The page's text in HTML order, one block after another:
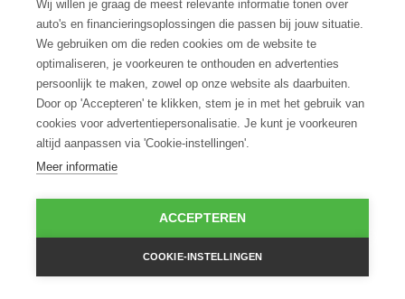
Kan ik ook een Suzuki leasen via ROS finance
als ik hem bij een andere dealer heb
gevonden?
Hoe snel kan ik beschikken over mijn Suzuki
na akkoord op de leaseaanvraag?
Wat gebeurt er aan het einde van de
Wij willen je graag de meest relevante informatie tonen over
auto's en financieringsoplossingen die passen bij jouw situatie.
We gebruiken om die reden cookies om de website te
optimaliseren, je voorkeuren te onthouden en advertenties
persoonlijk te maken, zowel op onze website als daarbuiten.
Door op 'Accepteren' te klikken, stem je in met het gebruik van
cookies voor advertentiepersonalisatie. Je kunt je voorkeuren
altijd aanpassen via 'Cookie-instellingen'.
Meer informatie
ACCEPTEREN
COOKIE-INSTELLINGEN